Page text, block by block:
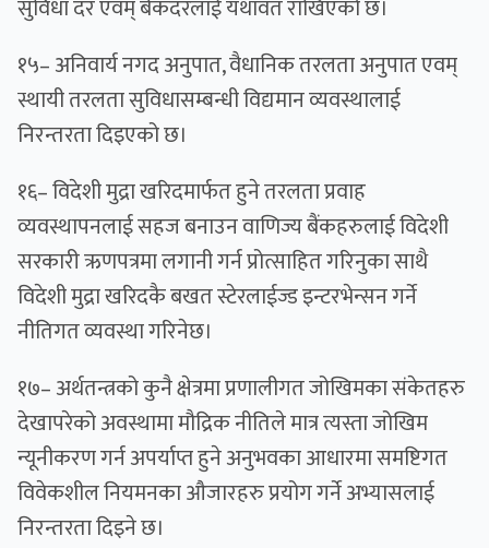
सुविधा दर एवम् बैंकदरलाई यथावत राखिएको छ।
१५– अनिवार्य नगद अनुपात, वैधानिक तरलता अनुपात एवम्
स्थायी तरलता सुविधासम्बन्धी विद्यमान व्यवस्थालाई
निरन्तरता दिइएको छ।
१६– विदेशी मुद्रा खरिदमार्फत हुने तरलता प्रवाह
व्यवस्थापनलाई सहज बनाउन वाणिज्य बैंकहरुलाई विदेशी
सरकारी ऋणपत्रमा लगानी गर्न प्रोत्साहित गरिनुका साथै
विदेशी मुद्रा खरिदकै बखत स्टेरलाईज्ड इन्टरभेन्सन गर्ने
नीतिगत व्यवस्था गरिनेछ।
१७– अर्थतन्त्रको कुनै क्षेत्रमा प्रणालीगत जोखिमका संकेतहरु
देखापरेको अवस्थामा मौद्रिक नीतिले मात्र त्यस्ता जोखिम
न्यूनीकरण गर्न अपर्याप्त हुने अनुभवका आधारमा समष्टिगत
विवेकशील नियमनका औजारहरु प्रयोग गर्ने अभ्यासलाई
निरन्तरता दिइने छ।